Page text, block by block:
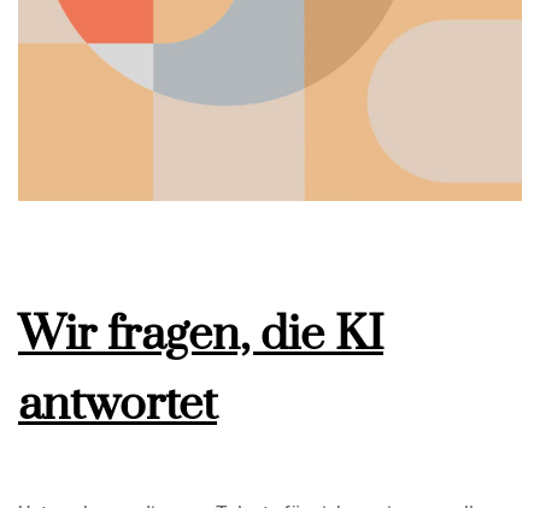
Wir fragen, die KI
antwortet